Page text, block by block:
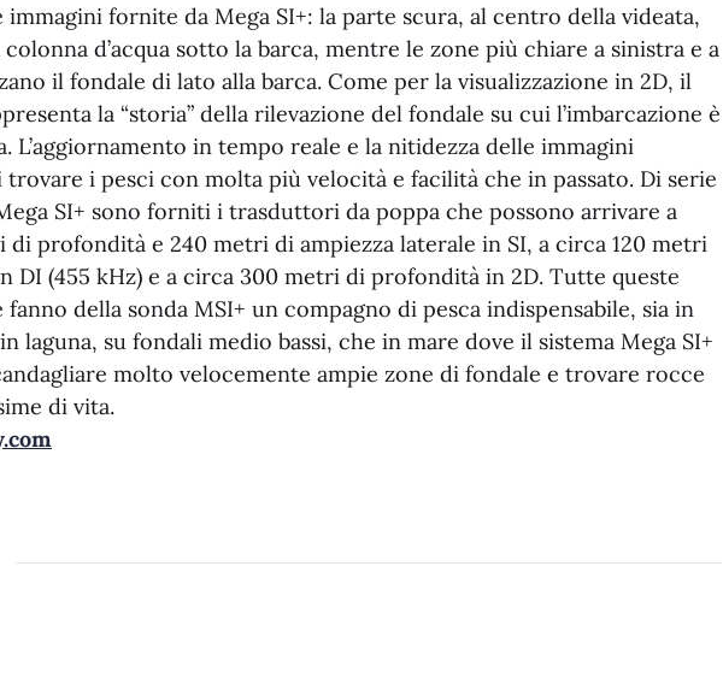
fornite da Mega SI+: la parte scura, al centro della videata,
d’acqua sotto la barca, mentre le zone più chiare a sinistra e a
il fondale di lato alla barca. Come per la visualizzazione in 2D, il
la “storia” della rilevazione del fondale su cui l’imbarcazione è
L’aggiornamento in tempo reale e la nitidezza delle immagini
i pesci con molta più velocità e facilità che in passato. Di serie
SI+ sono forniti i trasduttori da poppa che possono arrivare a
di profondità e 240 metri di ampiezza laterale in SI, a circa 120 metri
DI (455 kHz) e a circa 300 metri di profondità in 2D. Tutte queste
della sonda MSI+ un compagno di pesca indispensabile, sia in
laguna, su fondali medio bassi, che in mare dove il sistema Mega SI+
molto velocemente ampie zone di fondale e trovare rocce
di vita.